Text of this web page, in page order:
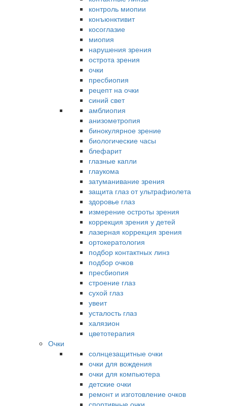
контроль миопии
конъюнктивит
косоглазие
миопия
нарушения зрения
острота зрения
очки
пресбиопия
рецепт на очки
синий свет
амблиопия
анизометропия
бинокулярное зрение
биологические часы
блефарит
глазные капли
глаукома
затуманивание зрения
защита глаз от ультрафиолета
здоровье глаз
измерение остроты зрения
коррекция зрения у детей
лазерная коррекция зрения
ортокератология
подбор контактных линз
подбор очков
пресбиопия
строение глаз
сухой глаз
увеит
усталость глаз
халязион
цветотерапия
Очки
солнцезащитные очки
очки для вождения
очки для компьютера
детские очки
ремонт и изготовление очков